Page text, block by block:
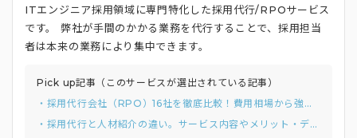
ITエンジニア採用領域に専門特化した採用代行/RPOサービス
です。 弊社が手間のかかる業務を代行することで、採用担当
者は本来の業務により集中できます。
Pick up記事（このサービスが選出されている記事）
・採用代行会社（RPO）16社を徹底比較！費用相場から強み別の選び方までご紹介
・採用代行と人材紹介の違い。サービス内容やメリット・デメリット、料金体系など徹底解説！